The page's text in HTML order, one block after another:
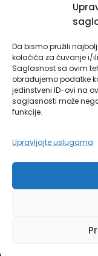
Da bismo pružili
kolačića za čuvanje i/
Saglasnost sa ovim
obrađujemo podatke
jedinstveni ID-ovi na
saglasnosti može
funkcije.
Upravljajte uslugama
E-Matičar
72 sata
Invest in
Vodič za